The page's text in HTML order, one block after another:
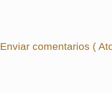
Enviar comentarios (